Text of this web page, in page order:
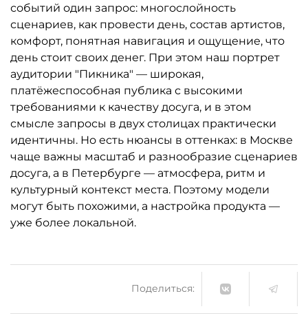
событий один запрос: многослойность
сценариев, как провести день, состав артистов,
комфорт, понятная навигация и ощущение, что
день стоит своих денег. При этом наш портрет
аудитории "Пикника" — широкая,
платёжеспособная публика с высокими
требованиями к качеству досуга, и в этом
смысле запросы в двух столицах практически
идентичны. Но есть нюансы в оттенках: в Москве
чаще важны масштаб и разнообразие сценариев
досуга, а в Петербурге — атмосфера, ритм и
культурный контекст места. Поэтому модели
могут быть похожими, а настройка продукта —
уже более локальной.
Поделиться: